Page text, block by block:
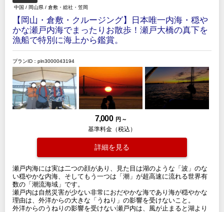
中国 / 岡山県 / 倉敷・総社・笠岡
【岡山・倉敷・クルージング】日本唯一内海・穏や
かな瀬戸内海でまったりお散歩！瀬戸大橋の真下を
漁船で特別に海上から鑑賞。
プランID：pln3000043194
7,000 円 ～
基準料金（税込）
詳細を見る
瀬戸内海には実は二つの顔があり、見た目は湖のような「波」のな
い穏やかな内海、そしてもう一つは「潮」が超高速に流れる世界有
数の「潮流海域」です。
瀬戸内は自然災害が少ない非常におだやかな海であり海が穏やかな
理由は、外洋からの大きな「うねり」の影響を受けないこと。
外洋からのうねりの影響を受けない瀬戸内は、風が止まると湖より